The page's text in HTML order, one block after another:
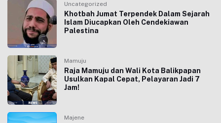
Uncategorized
Khotbah Jumat Terpendek Dalam Sejarah
Islam Diucapkan Oleh Cendekiawan
Palestina
Mamuju
Raja Mamuju dan Wali Kota Balikpapan
Usulkan Kapal Cepat, Pelayaran Jadi 7
Jam!
Majene